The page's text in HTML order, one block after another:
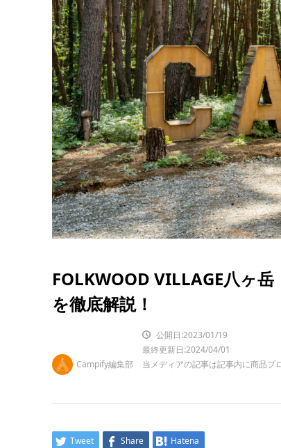
FOLKWOOD VILLAGE八ヶ
を徹底解説！
Campify編集部
公開日:2023/01/19
最終更新日:2024/04/01
当メディアの記事は記事内に商品プ
Tweet Share Hatena